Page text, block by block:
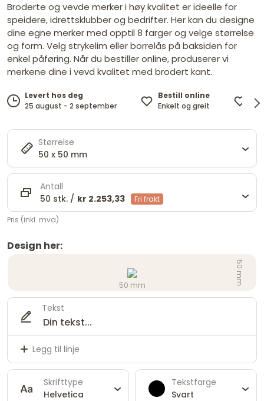
Broderte og vevde merker i høy kvalitet er ideelle for
speidere, idrettsklubber og bedrifter. Her kan du designe
dine egne merker med opptil 8 farger og velge størrelse
og form. Velg strykelim eller borrelås på baksiden for
enkel påføring. Når du bestiller online, produserer vi
merkene dine i vevd kvalitet med brodert kant.
Levert hos deg
25 august - 2 september
Bestill online
Enkelt og greit
Størrelse
50 x 50 mm
Antall
50 stk. / kr 2.253,33 Fri frakt
Pris (inkl. mva)
Design her:
50 mm
50 mm
Tekst
Legg til linje
Skrifttype
Helvetica
Tekstfarge
Svart